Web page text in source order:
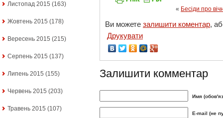
Листопад 2015 (163)
Жовтень 2015 (178)
Вересень 2015 (215)
Серпень 2015 (137)
Липень 2015 (155)
Червень 2015 (203)
Травень 2015 (107)
« Бесіди про
Ви можете залишити коментар,
Друкувати
Залишити комментар
Имя
E-mail (не